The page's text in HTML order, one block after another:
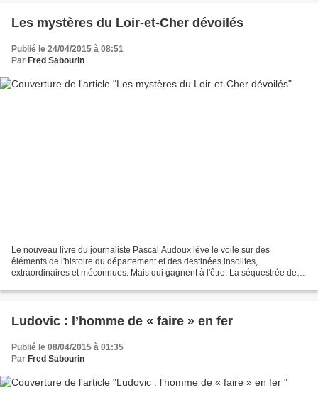
Les mystères du Loir-et-Cher dévoilés
Publié le 24/04/2015 à 08:51
Par Fred Sabourin
Le nouveau livre du journaliste Pascal Audoux lève le voile sur des
éléments de l'histoire du département et des destinées insolites,
extraordinaires et méconnues. Mais qui gagnent à l'être. La séquestrée de
Ludovic : l’homme de « faire » en fer
Publié le 08/04/2015 à 01:35
Par Fred Sabourin